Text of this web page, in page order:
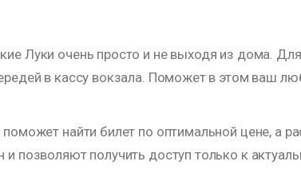
Луки очень просто и не выходя из дома. Для
в кассу вокзала. Поможет в этом ваш
найти билет по оптимальной цене, а
позволяют получить доступ только к